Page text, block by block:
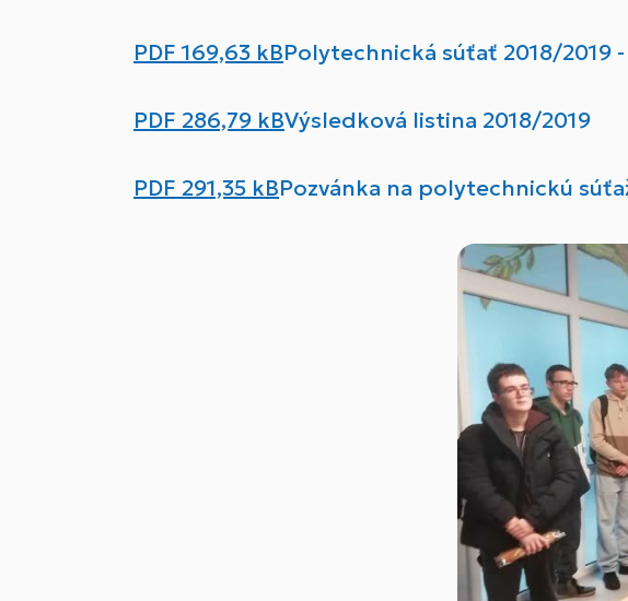
PDF 169,63 kBPolytechnická súťať 2018/2019
PDF 286,79 kBVýsledková listina 2018/2019
PDF 291,35 kBPozvánka na polytechnickú